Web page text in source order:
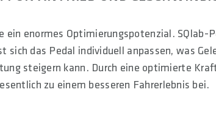
enormes Optimierungspotenzial. SQlab-
sich das Pedal individuell anpassen, was
steigern kann. Durch eine optimierte
zu einem besseren Fahrerlebnis bei.